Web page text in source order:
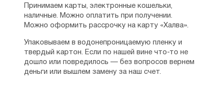
«Золотой витязь» (2000).
За большой личный вклад в дело
соотечественников удостоен патриарших
наград: медалей святого преподобного
Сергия Радонежского и святого
благоверного князя Даниила Московского.
Принимаем карты, электронные кошельки,
наличные. Можно оплатить при получении.
Можно оформить рассрочку на карту «Халва».
Упаковываем в водонепроницаемую пленку и
твердый картон. Если по нашей вине что-то не
дошло или повредилось — без вопросов вернем
деньги или вышлем замену за наш счет.